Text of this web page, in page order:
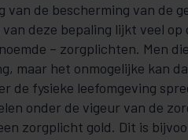
van de bescherming van de
deze bepaling lijkt veel
– zorgplichten. Men
maar het onmogelijke kan
de fysieke leefomgeving
onder de vigeur van de
zorgplicht gold. Dit is